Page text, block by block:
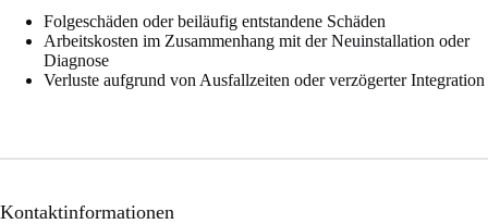
Folgeschäden oder beiläufig entstandene Schäden
Arbeitskosten im Zusammenhang mit der Neuinstallation oder
Diagnose
Verluste aufgrund von Ausfallzeiten oder verzögerter Integration
Kontaktinformationen